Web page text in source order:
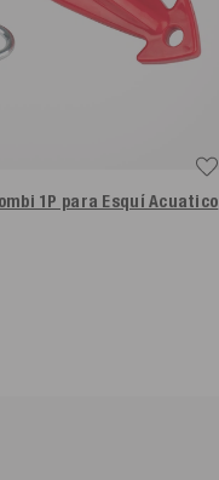
1P para Esquí Acuatico